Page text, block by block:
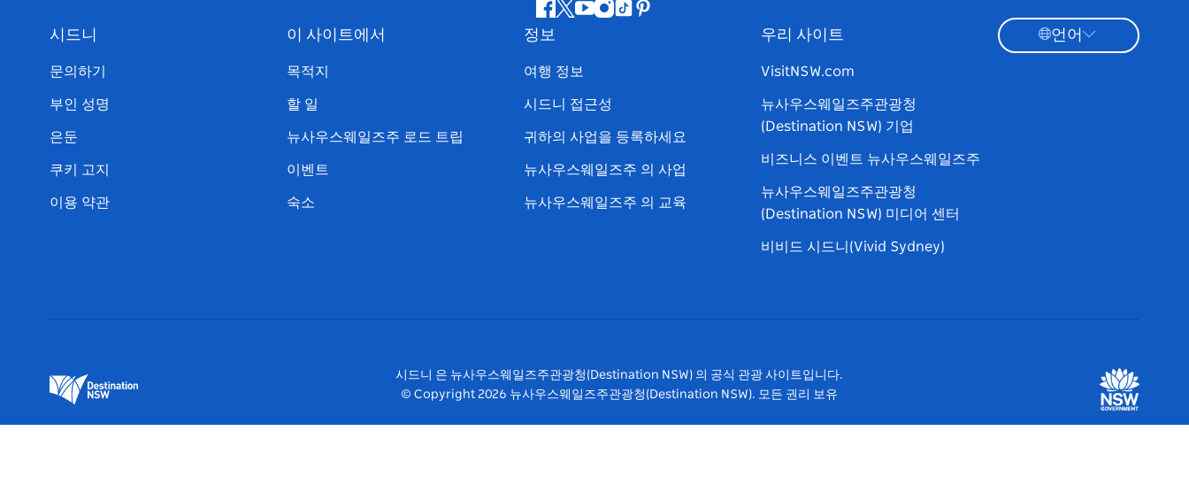
페
이
북
지
다
유 인
램
틱
핀
시드니
문의하기
부인 성명
은둔
쿠키 고지
이용 약관
이 사이트에서
목적지
할 일
뉴사우스웨일즈주 로드 트립
이벤트
숙소
정보
여행 정보
시드니 접근성
귀하의 사업을 등록하세요
뉴사우스웨일즈주 의 사업
뉴사우스웨일즈주 의 교육
우리 사이트
VisitNSW.com
뉴사우스웨일즈주관광청
(Destination NSW) 기업
비즈니스 이벤트 뉴사우스웨일즈주
뉴사우스웨일즈주관광청
(Destination NSW) 미디어 센터
비비드 시드니(Vivid Sydney)
언어
시드니 은 뉴사우스웨일즈주관광청(Destination NSW) 의 공식 관광 사이트입니다.
© Copyright 2026 뉴사우스웨일즈주관광청(Destination NSW). 모든 권리 보유